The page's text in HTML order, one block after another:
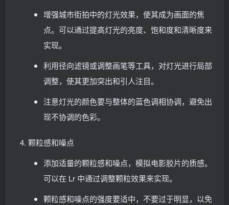
增强城市街拍中的灯光效果，使其成为画面的焦
点。可以通过提高灯光的亮度、饱和度和清晰度来
实现。
利用径向滤镜或调整画笔等工具，对灯光进行局部
调整，使其更加突出和引人注目。
注意灯光的颜色要与整体的蓝色调相协调，避免出
现不协调的色彩。
颗粒感和噪点
添加适量的颗粒感和噪点，模拟电影胶片的质感。
可以在 Lr 中通过调整颗粒效果来实现。
颗粒感和噪点的强度要适中，不要过于明显，以免